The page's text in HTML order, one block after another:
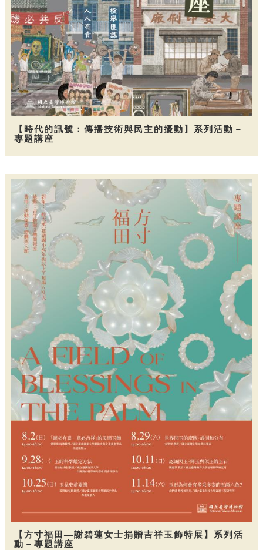
【時代的訊號：傳播技術與民主的擾動】系列活動－
專題講座
【方寸福田—謝碧蓮女士捐贈吉祥玉飾特展】系列活
動－專題講座